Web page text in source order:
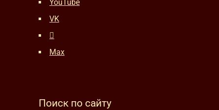
YouTube
VK
Max
Поиск по сайту